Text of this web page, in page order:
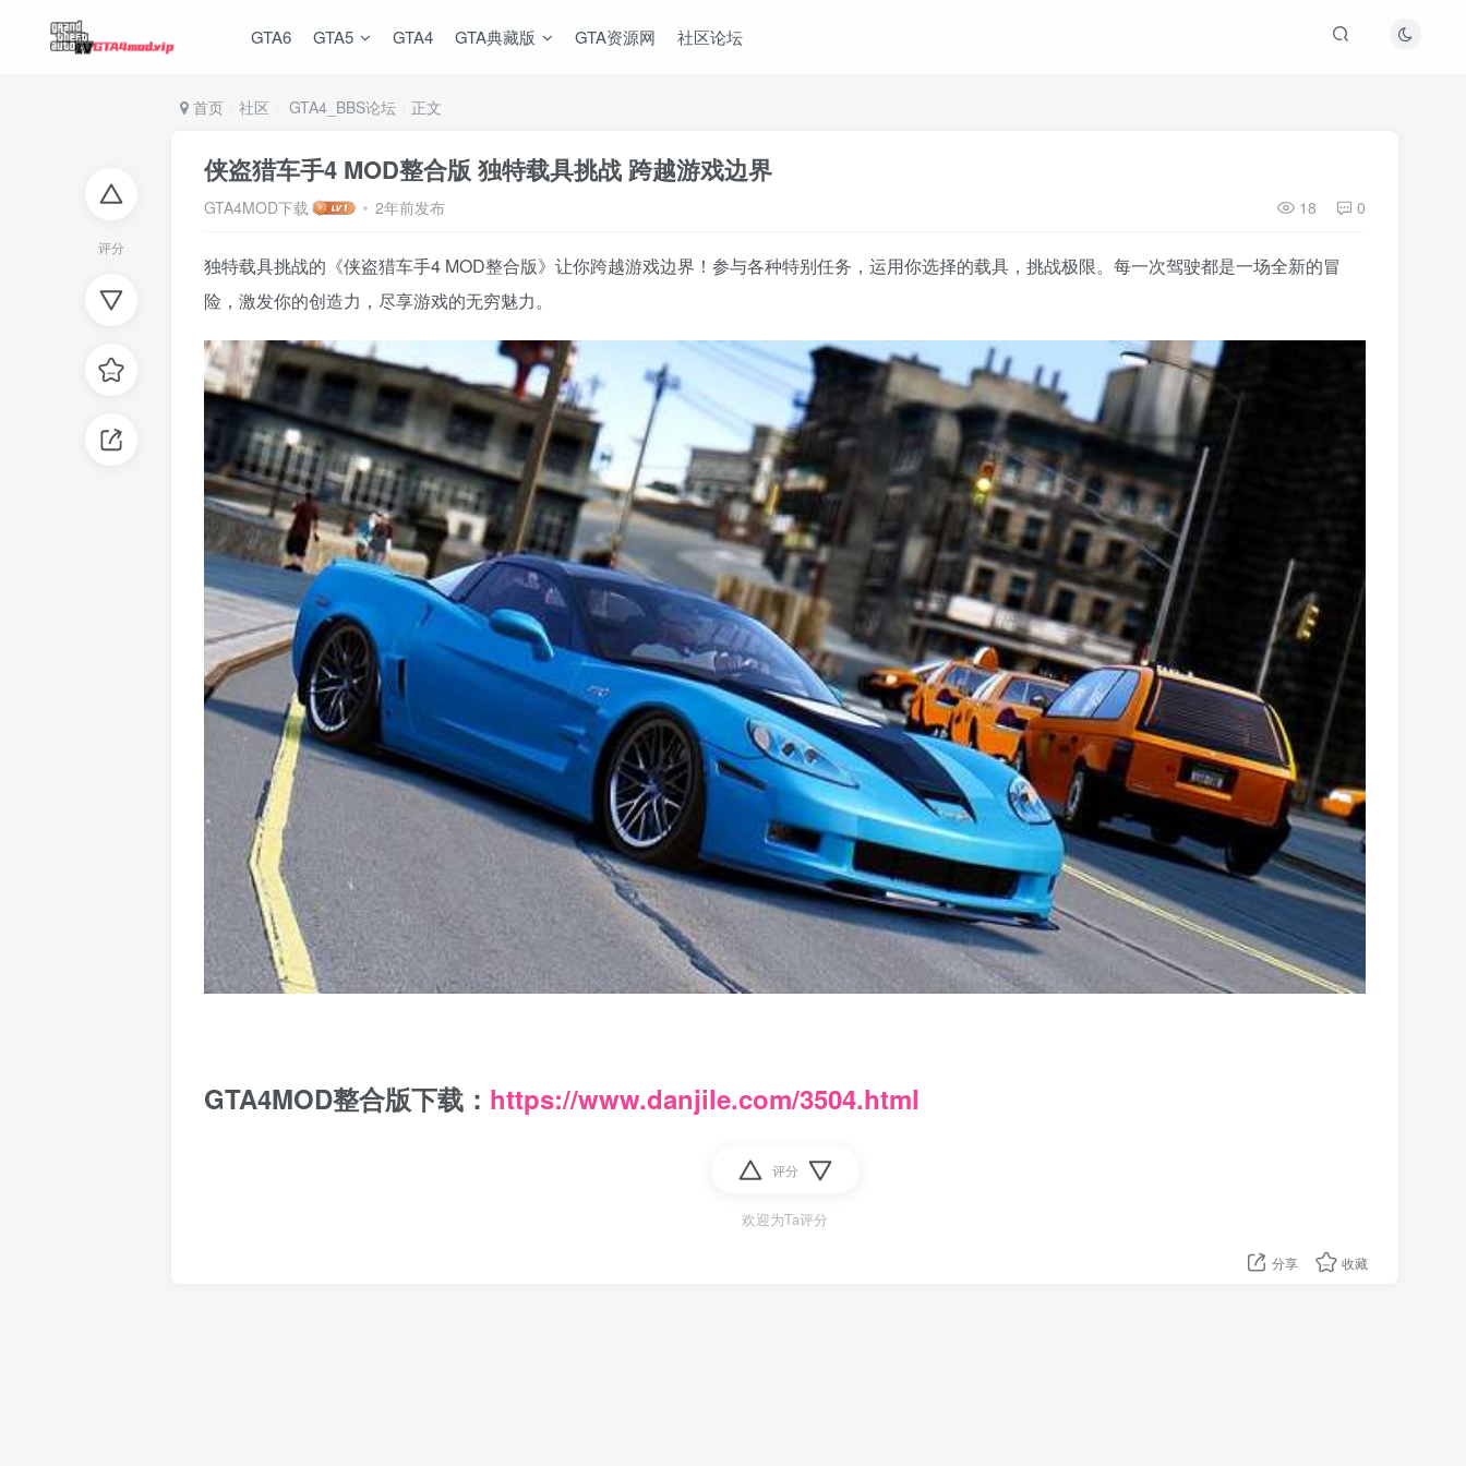
GTA6 GTA5 GTA4 GTA典藏版 GTA资源网 社区论坛
评分
首页 社区 GTA4_BBS论坛 正文
侠盗猎车手4 MOD整合版 独特载具挑战 跨越游戏边界
GTA4MOD下载 2年前发布 18 0
独特载具挑战的《侠盗猎车手4 MOD整合版》让你跨越游戏边界！参与各种特别任务，运用你选择的载具，挑战极限。每一次驾驶都是一场全新的冒
险，激发你的创造力，尽享游戏的无穷魅力。
GTA4MOD整合版下载： https://www.danjile.com/3504.html
评分
欢迎为Ta评分
分享 收藏